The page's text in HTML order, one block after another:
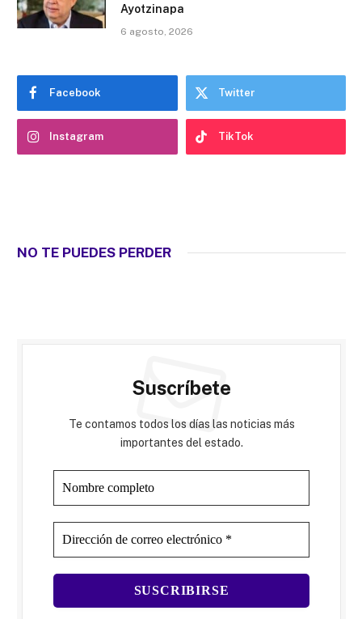
Ayotzinapa
6 agosto, 2026
Facebook Twitter
Instagram TikTok
NO TE PUEDES PERDER
Suscríbete
Te contamos todos los días las noticias más
importantes del estado.